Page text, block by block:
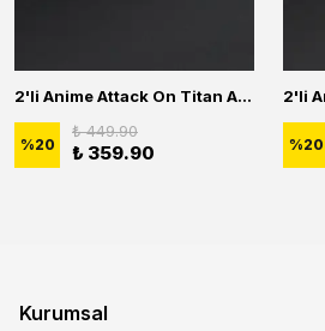
2'li Anime Attack On Titan Acrylic Maria Anime Naruto Erkek Kadın Kolye Seti
%20
₺ 449.90
₺ 359.90 %20
Kurumsal